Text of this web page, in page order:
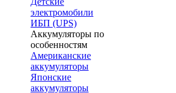
электромобили
ИБП (UPS)
Аккумуляторы по
особенностям
Американские
аккумуляторы
Японские
аккумуляторы